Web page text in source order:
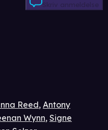
Skriv anmeldelse
Reed, Antony
Wynn, Signe